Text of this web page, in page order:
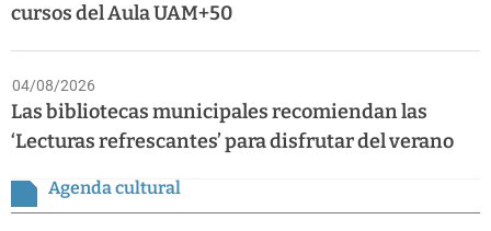
cursos del Aula UAM+50
04/08/2026
Las bibliotecas municipales recomiendan las
‘Lecturas refrescantes’ para disfrutar del verano
Agenda cultural